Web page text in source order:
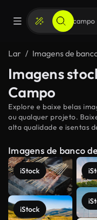
Lar Imagens de
Imagens
Campo
Explore e baixe belas
ou qualquer projeto.
alta qualidade e isentas
Imagens de banco
iStock
iStock